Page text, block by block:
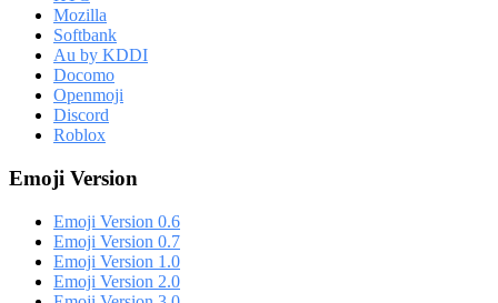
Mozilla
Softbank
Au by KDDI
Docomo
Openmoji
Discord
Roblox
Emoji Version
Emoji Version 0.6
Emoji Version 0.7
Emoji Version 1.0
Emoji Version 2.0